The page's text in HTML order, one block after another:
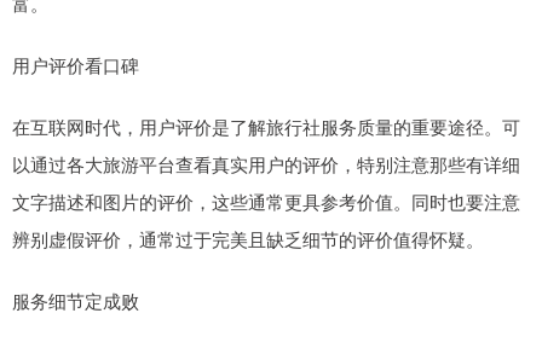
用户评价看口碑
在互联网时代，用户评价是了解旅行社服务质量的重要途径。可
以通过各大旅游平台查看真实用户的评价，特别注意那些有详细
文字描述和图片的评价，这些通常更具参考价值。同时也要注意
辨别虚假评价，通常过于完美且缺乏细节的评价值得怀疑。
服务细节定成败